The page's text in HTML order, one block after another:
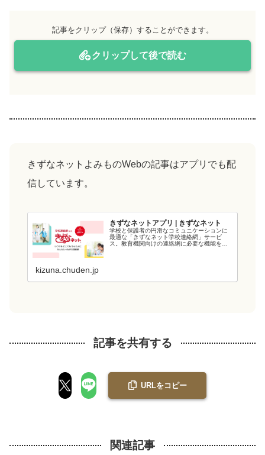
記事をクリップ（保存）することができます。
クリップして後で読む
きずなネットよみものWebの記事はアプリでも配
信しています。
きずなネットアプリ | きずなネット
学校と保護者の円滑なコミュニケーションに
最適な「きずなネット学校連絡網」サービ
ス。教育機関向けの連絡網に必要な機能を備
kizuna.chuden.jp
記事を共有する
URLをコピー
関連記事